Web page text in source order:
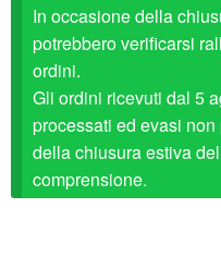
APPLICAZIONI
SERVIZIO CLIENTI
FAQ
In occasione della
potrebbero verificarsi
ordini.
Gli ordini ricevuti dal 5
processati ed evasi
della chiusura estiva
comprensione.